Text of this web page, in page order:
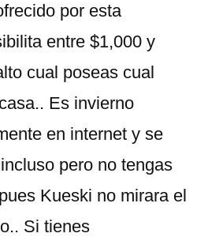
por esta
entre $1,000 y
cual poseas cual
Es invierno
en internet y se
pero no tengas
Kueski no mirara el
Si tienes